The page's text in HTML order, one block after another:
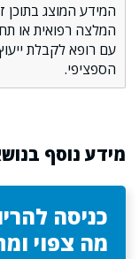
המידע המוצג בתוכן
המלצה רפואית או
עם רופא לקבלת
הספציפי.
מידע נוסף
כניסה
מה צפוי